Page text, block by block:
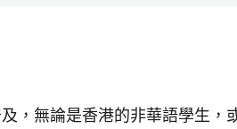
，無論是香港的非華語學生